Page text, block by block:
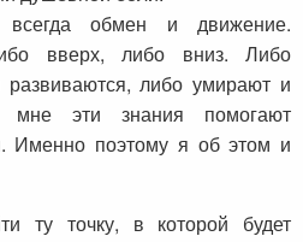
обмен и движение.
вверх, либо вниз. Либо
либо умирают и
мне эти знания помогают
Именно поэтому я об этом и
ту точку, в которой будет